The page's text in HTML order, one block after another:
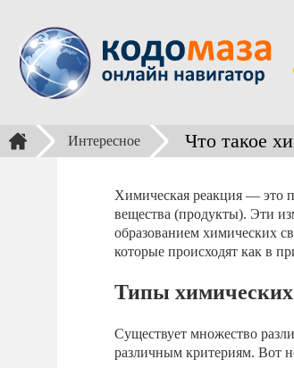
Интересное Что такое
Химическая реакция — это
вещества (продукты). Эти
образованием химических
которые происходят как в
Типы
Существует множество
различным критериям. Вот